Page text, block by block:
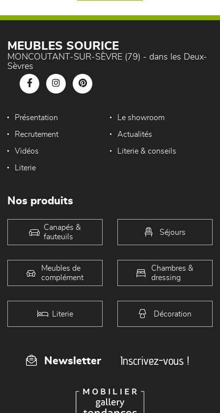
MEUBLES SOURICE
MONCOUTANT-SUR-SÈVRE (79) - dans les Deux-
Sèvres
Présentation Le showroom
Recrutement Actualités
Vidéos Literie & conseils
Literie
Nos produits
Canapés &
fauteuils
Séjours
Meubles de
complément
Chambres &
dressing
Literie Décoration
Newsletter Inscrivez-vous !